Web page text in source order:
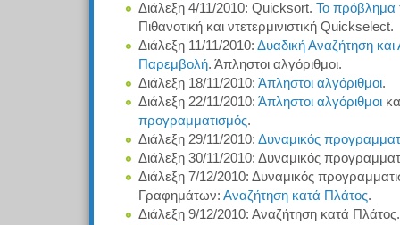
Διάλεξη 4/11/2010: Quicksort. Το πρόβλημα
Πιθανοτική και ντετερμινιστική Quickselect.
Διάλεξη 11/11/2010: Δυαδική Αναζήτηση
Παρεμβολή. Άπληστοι αλγόριθμοι.
Διάλεξη 18/11/2010: Άπληστοι αλγόριθμοι.
Διάλεξη 22/11/2010: Άπληστοι αλγόριθμοι
προγραμματισμός.
Διάλεξη 29/11/2010: Δυναμικός
Διάλεξη 30/11/2010: Δυναμικός
Διάλεξη 7/12/2010: Δυναμικός
Γραφημάτων: Αναζήτηση κατά Πλάτος.
Διάλεξη 9/12/2010: Αναζήτηση κατά